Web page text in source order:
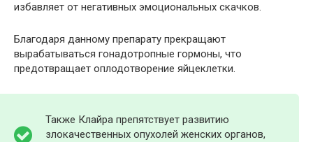
избавляет от негативных эмоциональных скачков.
Благодаря данному препарату прекращают
вырабатываться гонадотропные гормоны, что
предотвращает оплодотворение яйцеклетки.
Также Клайра препятствует развитию
злокачественных опухолей женских органов,